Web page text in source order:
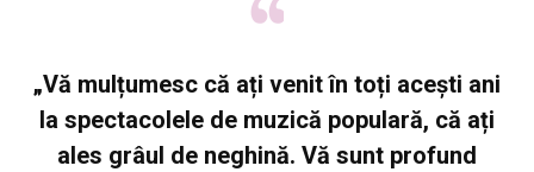
„Vă mulțumesc că ați venit în toți acești ani
la spectacolele de muzică populară, că ați
ales grâul de neghină. Vă sunt profund